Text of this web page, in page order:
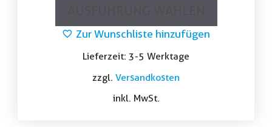
Zur Wunschliste hinzufügen
Lieferzeit: 3-5 Werktage
zzgl. Versandkosten
inkl. MwSt.